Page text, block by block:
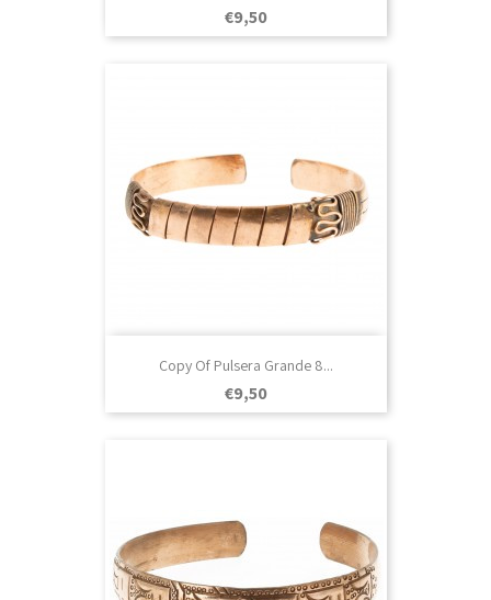
Prezo
€9,50
Copy Of Pulsera Grande 8...
Prezo
€9,50